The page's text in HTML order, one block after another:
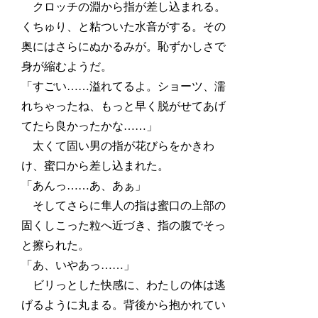
クロッチの淵から指が差し込まれる。
くちゅり、と粘ついた水音がする。その
奥にはさらにぬかるみが。恥ずかしさで
身が縮むようだ。
「すごい……溢れてるよ。ショーツ、濡
れちゃったね、もっと早く脱がせてあげ
てたら良かったかな……」
太くて固い男の指が花びらをかきわ
け、蜜口から差し込まれた。
「あんっ……あ、あぁ」
そしてさらに隼人の指は蜜口の上部の
固くしこった粒へ近づき、指の腹でそっ
と擦られた。
「あ、いやあっ……」
ビリっとした快感に、わたしの体は逃
げるように丸まる。背後から抱かれてい